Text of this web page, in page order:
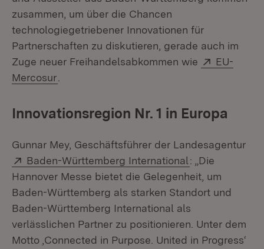
zusammen, um über die Chancen
technologiegetriebener Innovationen für
Partnerschaften zu diskutieren, gerade auch im
Zuge neuer Freihandelsabkommen wie
Extern:
EU-
Mercosur
Innovationsregion Nr. 1 in Europa
Gunnar Mey, Geschäftsführer der Landesagentur
Extern:
Baden-Württemberg International (Öffnet in
: „Die
Hannover Messe bietet die Gelegenheit, um
Baden-Württemberg als starken Standort und
Baden-Württemberg International als
verlässlichen Partner zu positionieren. Unter dem
Motto ‚Connected in Purpose. United in Progress‘